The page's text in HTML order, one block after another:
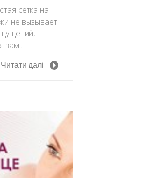
сетка на
не вызывает
зам...
Читати далі